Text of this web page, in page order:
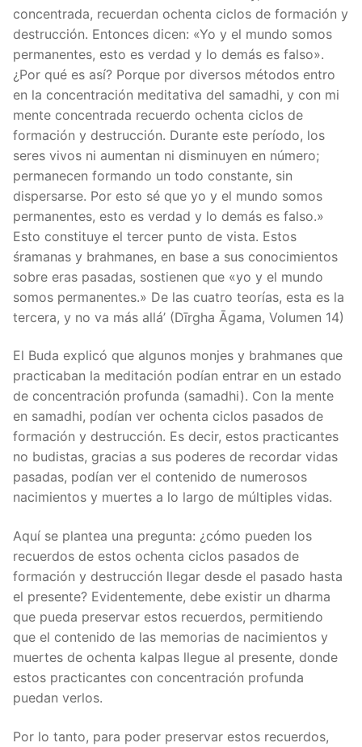
concentrada, recuerdan ochenta ciclos de formación y
destrucción. Entonces dicen: «Yo y el mundo somos
permanentes, esto es verdad y lo demás es falso».
¿Por qué es así? Porque por diversos métodos entro
en la concentración meditativa del samadhi, y con mi
mente concentrada recuerdo ochenta ciclos de
formación y destrucción. Durante este período, los
seres vivos ni aumentan ni disminuyen en número;
permanecen formando un todo constante, sin
dispersarse. Por esto sé que yo y el mundo somos
permanentes, esto es verdad y lo demás es falso.»
Esto constituye el tercer punto de vista. Estos
śramanas y brahmanes, en base a sus conocimientos
sobre eras pasadas, sostienen que «yo y el mundo
somos permanentes.» De las cuatro teorías, esta es la
tercera, y no va más allá’ (Dīrgha Āgama, Volumen 14)
El Buda explicó que algunos monjes y brahmanes que
practicaban la meditación podían entrar en un estado
de concentración profunda (samadhi). Con la mente
en samadhi, podían ver ochenta ciclos pasados de
formación y destrucción. Es decir, estos practicantes
no budistas, gracias a sus poderes de recordar vidas
pasadas, podían ver el contenido de numerosos
nacimientos y muertes a lo largo de múltiples vidas.
Aquí se plantea una pregunta: ¿cómo pueden los
recuerdos de estos ochenta ciclos pasados de
formación y destrucción llegar desde el pasado hasta
el presente? Evidentemente, debe existir un dharma
que pueda preservar estos recuerdos, permitiendo
que el contenido de las memorias de nacimientos y
muertes de ochenta kalpas llegue al presente, donde
estos practicantes con concentración profunda
puedan verlos.
Por lo tanto, para poder preservar estos recuerdos,